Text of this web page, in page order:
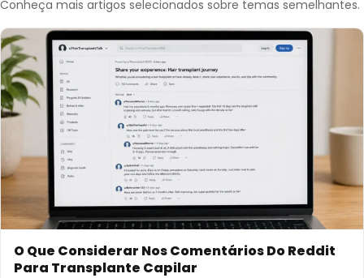
Conheça mais artigos selecionados sobre temas semelhantes.
O Que Considerar Nos Comentários Do Reddit
Para Transplante Capilar